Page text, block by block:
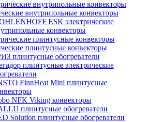
внутрипольные конвекторы
ESK электрические
конвекторы
плинтусные конвекторы
плинтусные обогреватели
плинтусные электрические
FinnHeat Mini плинтусные
NFK Viking конвекторы
плинтусные обогреватели
Solution плинтусные обогреватели